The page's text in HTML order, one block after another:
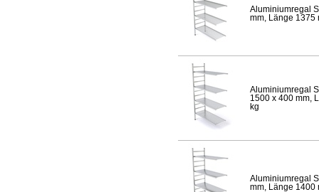
Aluminiumregal
mm, Länge 1375
Aluminiumregal
1500 x 400 mm,
kg
Aluminiumregal
mm, Länge 1400